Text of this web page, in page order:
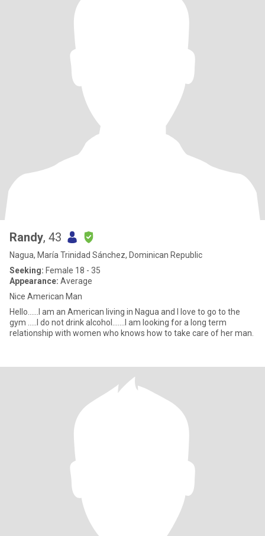
Randy, 43
Nagua, María Trinidad Sánchez, Dominican Republic
Seeking: Female 18 - 35
Appearance: Average
Nice American Man
Hello......I am an American living in Nagua and I love to go to the
gym .....I do not drink alcohol.......I am looking for a long term
relationship with women who knows how to take care of her man.